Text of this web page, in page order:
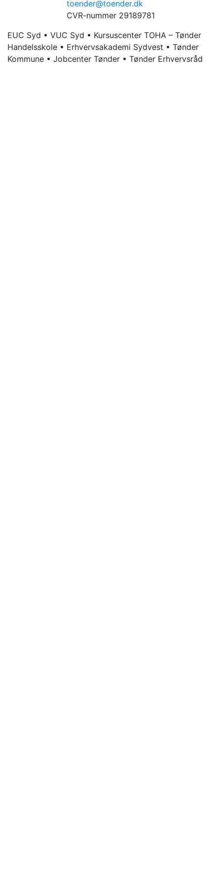
toender@toender.dk
CVR-nummer 29189781
EUC Syd • VUC Syd • Kursuscenter TOHA – Tønder
Handelsskole • Erhvervsakademi Sydvest • Tønder
Kommune • Jobcenter Tønder • Tønder Erhvervsråd